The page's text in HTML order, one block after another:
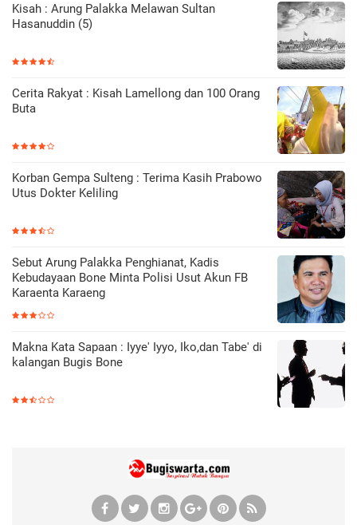
Kisah : Arung Palakka Melawan Sultan
Hasanuddin (5)
Cerita Rakyat : Kisah Lamellong dan 100 Orang
Buta
Korban Gempa Sulteng : Terima Kasih Prabowo
Utus Dokter Keliling
Sebut Arung Palakka Penghianat, Kadis
Kebudayaan Bone Minta Polisi Usut Akun FB
Karaenta Karaeng
Makna Kata Sapaan : Iyye' Iyyo, Iko,dan Tabe' di
kalangan Bugis Bone